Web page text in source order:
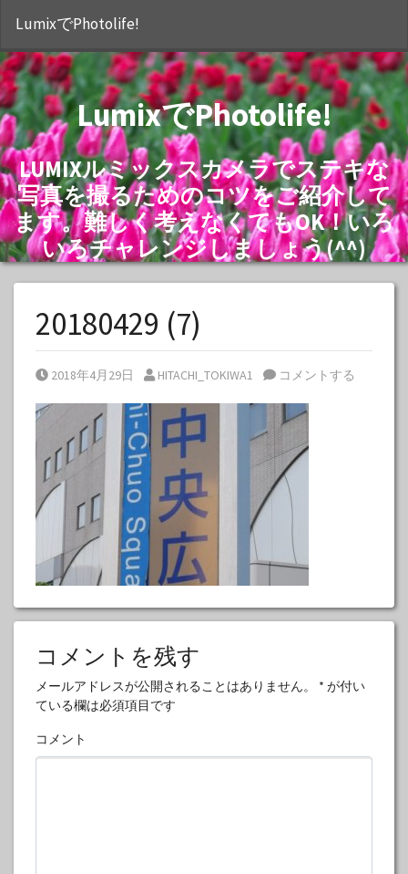
LumixでPhotolife!
LumixでPhotolife!
LUMIXルミックスカメラでステキな
写真を撮るためのコツをご紹介して
ます。難しく考えなくてもOK！いろ
いろチャレンジしましょう(^^)
20180429 (7)
Posted on
2018年4月29日 Posted by
HITACHI_TOKIWA1 コメントする
コメントを残す
メールアドレスが公開されることはありません。 * が付い
ている欄は必須項目です
コメント